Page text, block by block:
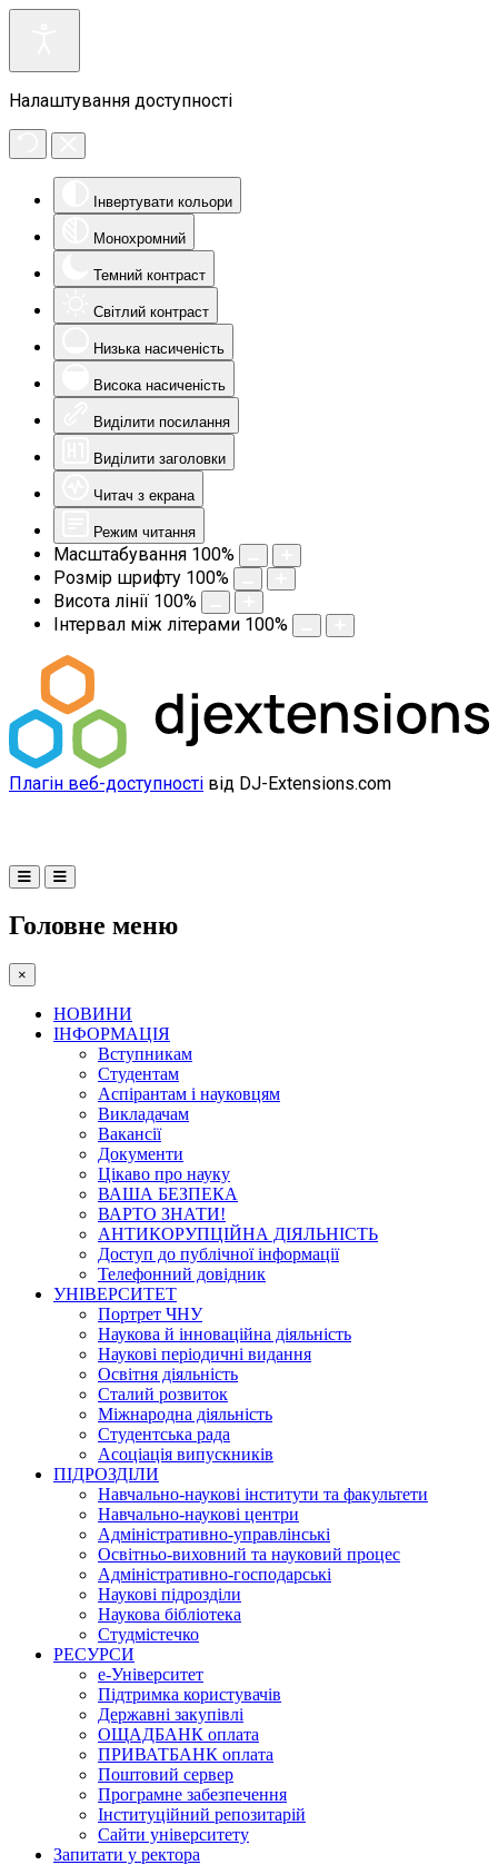
Налаштування доступності
Інвертувати кольори
Монохромний
Темний контраст
Світлий контраст
Низька насиченість
Висока насиченість
Виділити посилання
Виділити заголовки
Читач з екрана
Режим читання
Масштабування 100%
Розмір шрифту 100%
Висота лінії 100%
Інтервал між літерами 100%
Плагін веб-доступності від DJ-Extensions.com
Головне меню
×
НОВИНИ
ІНФОРМАЦІЯ
Вступникам
Студентам
Аспірантам і науковцям
Викладачам
Вакансії
Документи
Цікаво про науку
ВАША БЕЗПЕКА
ВАРТО ЗНАТИ!
АНТИКОРУПЦІЙНА ДІЯЛЬНІСТЬ
Доступ до публічної інформації
Телефонний довідник
УНІВЕРСИТЕТ
Портрет ЧНУ
Наукова й інноваційна діяльність
Наукові періодичні видання
Освітня діяльність
Сталий розвиток
Міжнародна діяльність
Студентська рада
Асоціація випускників
ПІДРОЗДІЛИ
Навчально-наукові інститути та факультети
Навчально-наукові центри
Адміністративно-управлінські
Освітньо-виховний та науковий процес
Адміністративно-господарські
Наукові підрозділи
Наукова бібліотека
Студмістечко
РЕСУРСИ
е-Університет
Підтримка користувачів
Державні закупівлі
ОЩАДБАНК оплата
ПРИВАТБАНК оплата
Поштовий сервер
Програмне забезпечення
Інституційний репозитарій
Сайти університету
Запитати у ректора